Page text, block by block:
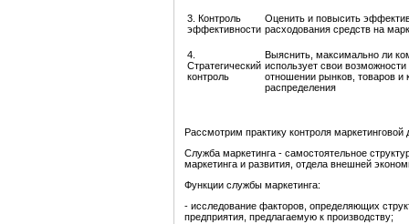
3. Контроль
эффективности
Оценить и повысить
расходования средств на
4.
Стратегический
контроль
Выяснить, максимально ли
использует свои возможности
отношении рынков, товаров и
распределения
Рассмотрим практику контроля
Служба маркетинга - самостоятельное
маркетинга и развития, отдела внешней
Функции службы маркетинга:
- исследование факторов, определяющих
предприятия, предлагаемую к производству;